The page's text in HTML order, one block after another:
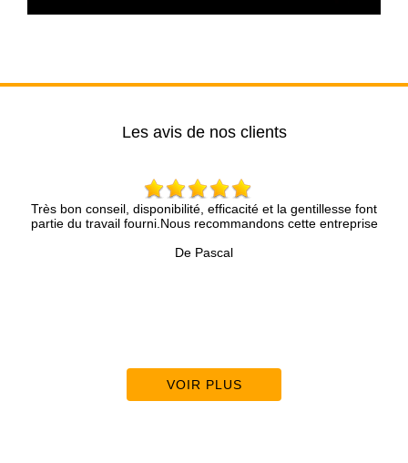
Les avis de nos clients
Très bon conseil, disponibilité, efficacité et la gentillesse font
partie du travail fourni.Nous recommandons cette entreprise
De Pascal
VOIR PLUS